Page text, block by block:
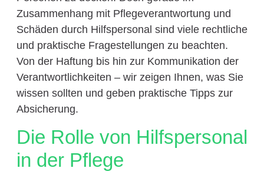
Zusammenhang mit Pflegeverantwortung und
Schäden durch Hilfspersonal sind viele rechtliche
und praktische Fragestellungen zu beachten.
Von der Haftung bis hin zur Kommunikation der
Verantwortlichkeiten – wir zeigen Ihnen, was Sie
wissen sollten und geben praktische Tipps zur
Absicherung.
Die Rolle von Hilfspersonal
in der Pflege